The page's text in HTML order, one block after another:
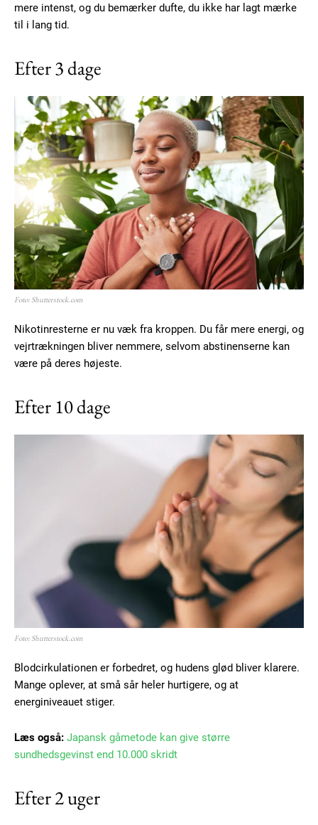
Subscription Plans
Free limited access
Gratis / forever
Etiam est nibh, lobortis sit
Ut mollis pellentesque tortor
Nullam eu erat condimentum
Donec quis est ac felis
mere intenst, og du bemærker dufte, du ikke har lagt mærke
til i lang tid.
Efter 3 dage
Foto: Shutterstock.com
Nikotinresterne er nu væk fra kroppen. Du får mere energi, og
vejrtrækningen bliver nemmere, selvom abstinenserne kan
være på deres højeste.
Efter 10 dage
Foto: Shutterstock.com
Blodcirkulationen er forbedret, og hudens glød bliver klarere.
Mange oplever, at små sår heler hurtigere, og at
energiniveauet stiger.
Læs også: Japansk gåmetode kan give større
sundhedsgevinst end 10.000 skridt
Efter 2 uger